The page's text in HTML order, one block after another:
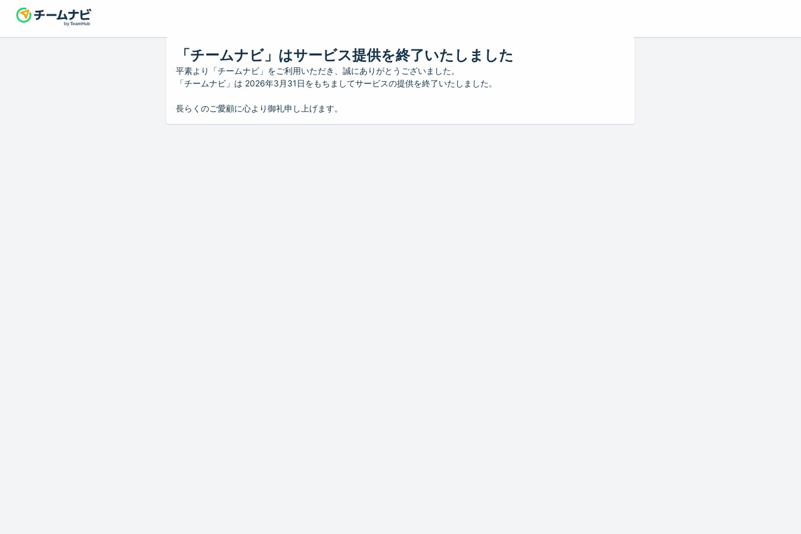
「チームナビ」はサービス提供を終了いたしました
平素より「チームナビ」をご利用いただき、誠にありがとうございました。
「チームナビ」は 2026年3月31日をもちましてサービスの提供を終了いたしました。
長らくのご愛顧に心より御礼申し上げます。